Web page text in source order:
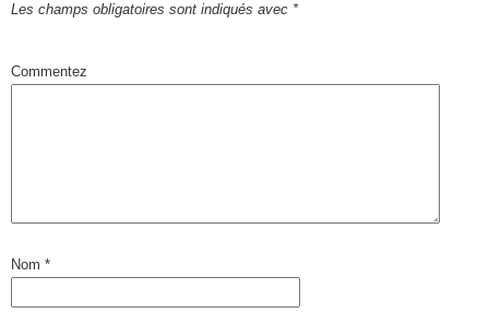
Les champs obligatoires sont indiqués avec *
Commentez
Nom *